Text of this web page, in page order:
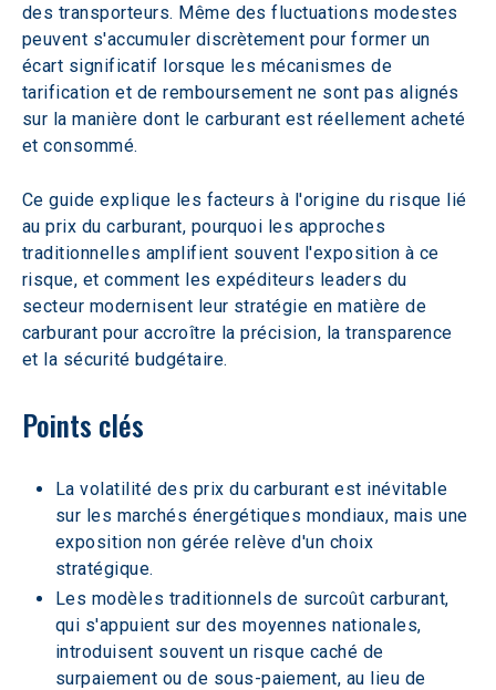
des transporteurs. Même des fluctuations modestes
peuvent s'accumuler discrètement pour former un
écart significatif lorsque les mécanismes de
tarification et de remboursement ne sont pas alignés
sur la manière dont le carburant est réellement acheté
et consommé.
Ce guide explique les facteurs à l'origine du risque lié
au prix du carburant, pourquoi les approches
traditionnelles amplifient souvent l'exposition à ce
risque, et comment les expéditeurs leaders du
secteur modernisent leur stratégie en matière de
carburant pour accroître la précision, la transparence
et la sécurité budgétaire.
Points clés
La volatilité des prix du carburant est inévitable
sur les marchés énergétiques mondiaux, mais une
exposition non gérée relève d'un choix
stratégique.
Les modèles traditionnels de surcoût carburant,
qui s'appuient sur des moyennes nationales,
introduisent souvent un risque caché de
surpaiement ou de sous-paiement, au lieu de